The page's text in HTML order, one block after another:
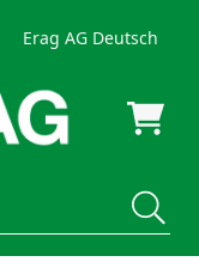
Erag AG Deutsch